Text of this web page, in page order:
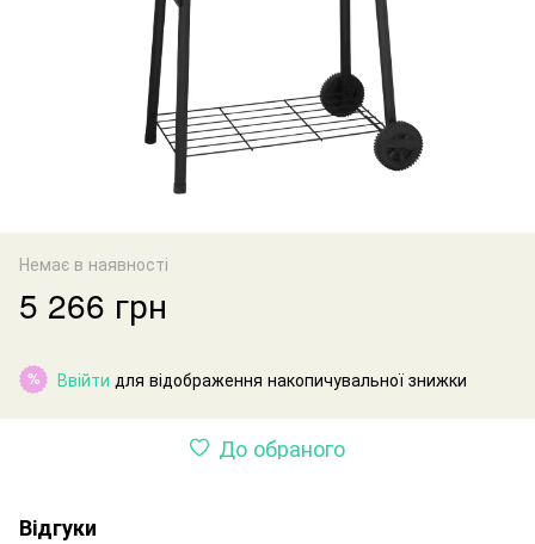
Немає в наявності
5 266 грн
% Ввійти для відображення накопичувальної знижки
До обраного
Відгуки